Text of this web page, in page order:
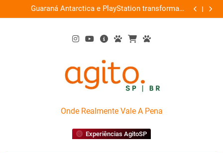
to
Guaraná Antarctica e PlayStation transformam
shopping em arena gamer gratuita
Busch
AgitoSP
Onde Realmente Vale A Pena
Experiências AgitoSP